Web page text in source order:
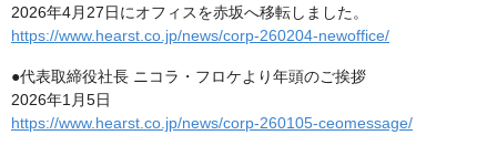
2026年4月27日にオフィスを赤坂へ移転しました。
https://www.hearst.co.jp/news/corp-260204-newoffice/
●代表取締役社長 ニコラ・フロケより年頭のご挨拶
2026年1月5日
https://www.hearst.co.jp/news/corp-260105-ceomessage/